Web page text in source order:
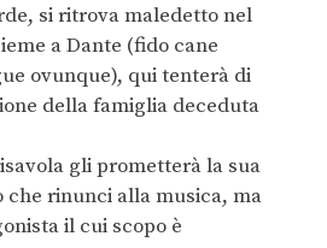
si ritrova maledetto nel
a Dante (fido cane
ovunque), qui tenterà di
della famiglia deceduta
gli prometterà la sua
che rinunci alla musica, ma
il cui scopo è